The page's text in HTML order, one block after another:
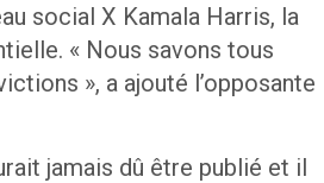
social X Kamala Harris, la
« Nous savons tous
», a ajouté l’opposante
jamais dû être publié et il